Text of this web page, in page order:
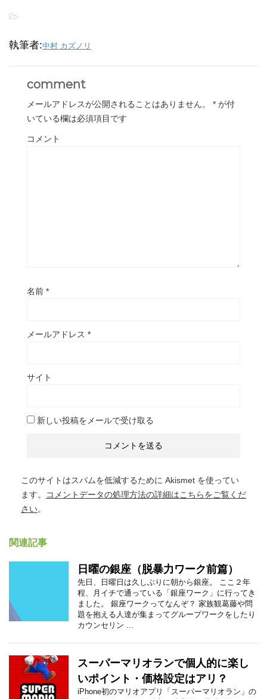
-
執筆者:中村 カズノリ
comment
メールアドレスが公開されることはありません。 * が付
いている欄は必須項目です
コメント
名前 *
メールアドレス *
サイト
新しい投稿をメールで受け取る
このサイトはスパムを低減するために Akismet を使ってい
ます。
コメントデータの処理方法の詳細はこちらをご覧くだ
さい。
関連記事
日曜の銀座（脱暴力ワーク前篇）
先日、日曜日は久しぶりに朝から銀座。 ここ２年
程、月イチで通っている「銀座ワーク」に行ってき
ました。 銀座ワークってなんぞ？ 家族観葛藤や問
題を抱える人達が集まってグループワークをしたり
カウンセリン ...
スーパーマリオランで個人的に楽し
いポイント・価格設定はアリ？
iPhone初のマリオアプリ「スーパーマリオラン」の